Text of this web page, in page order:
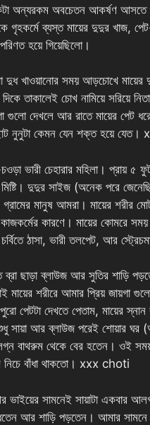
অন্যরকম অবচেতন আকর্ষণ আসতে
গৃহকর্মে ব্যস্ত মায়ের দুদুর খাজ,
হয়ে গিয়েছিলো।
দুধ খাওয়ানোর সময় আড়চোখে
তাকালেই চোখ নামিয়ে সরিয়ে
গুলো দেখলে আর রাতে মায়ের পেট
নুনুটা কেমন যেন শক্ত হয়ে
ভারী চেহারার মহিলা। প্রায় ৫
দুদুর সাইজ (অনেক পরে
গ্রামের মানুষ আমরা। মায়ের শরীর
কারণে। মায়ের কোমরে
ঠাসা, ভারী তলপেট, আর
ব্রা ছাড়া ব্লাউজ আর সুতির শাড়ি
মায়ের শরীরে আমার প্রিয় জায়গা
পেটটা দেখতে পেতাম, মায়ের
সায়া আর ব্লাউজ পরেই শোয়ার ঘর
বাথরুম থেকে বের হতেন। ওই
নিচে বাঁধা থাকতো। xxx choti
সামনেই সায়াটা একবার
আর শাড়ি পড়তেন। আমার